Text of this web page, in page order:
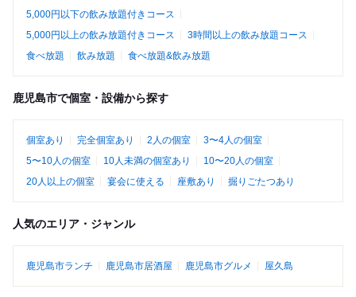
5,000円以下の飲み放題付きコース
5,000円以上の飲み放題付きコース
3時間以上の飲み放題コース
食べ放題
飲み放題 食べ放題&飲み放題
鹿児島市で個室・設備から探す
個室あり 完全個室あり 2人の個室
3〜4人の個室
5〜10人の個室
10人未満の個室あり
10〜20人の個室
20人以上の個室
宴会に使える 座敷あり 掘りごたつあり
人気のエリア・ジャンル
鹿児島市ランチ 鹿児島市居酒屋 鹿児島市グルメ 屋久島